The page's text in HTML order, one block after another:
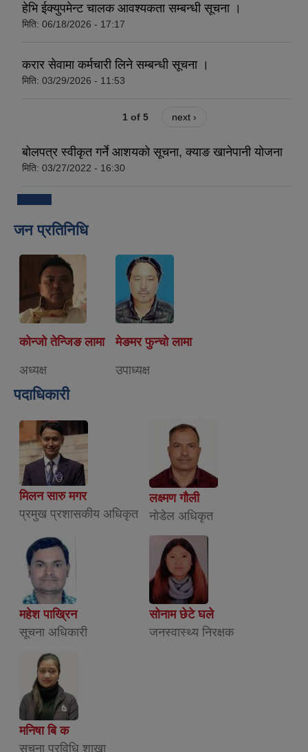
हेभि ईक्युपमेन्ट चालक आवश्यकता सम्बन्धी सूचना ।
मिति: 06/18/2026 - 17:17
करार सेवामा कर्मचारी लिने सम्बन्धी सूचना ।
मिति: 03/29/2026 - 11:53
1 of 5 next ›
बोलपत्र स्वीकृत गर्ने आशयको सूचना, क्याङ खानेपानी योजना
मिति: 03/27/2022 - 16:30
जन प्रतिनिधि
कोन्जो तेन्जिङ लामा
अध्यक्ष
मेङमर फुन्चो लामा
उपाध्यक्ष
पदाधिकारी
मिलन सारु मगर
प्रमुख प्रशासकीय अधिकृत
लक्ष्मण गौली
नाेडेल अधिकृत
महेश पाख्रिन
सूचना अधिकारी
सोनाम छेटे घले
जनस्वास्थ्य निरक्षक
मनिषा बि क
सूचना प्रविधि शाखा